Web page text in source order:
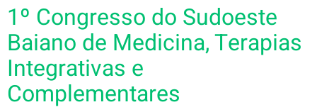
1º Congresso do Sudoeste
Baiano de Medicina, Terapias
Integrativas e
Complementares